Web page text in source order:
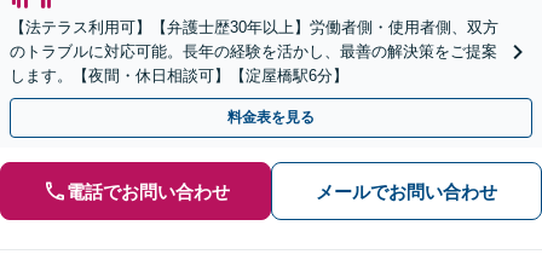
【法テラス利用可】【弁護士歴30年以上】労働者側・使用者側、双方
のトラブルに対応可能。長年の経験を活かし、最善の解決策をご提案
します。【夜間・休日相談可】【淀屋橋駅6分】
料金表を見る
電話でお問い合わせ メールでお問い合わせ